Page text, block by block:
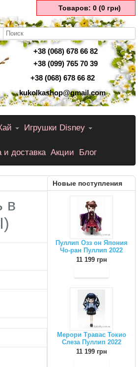
Товаров: 0 (0 грн)
+38 (068) 678 66 82
+38 (099) 765 70 39
+38 (068) 678 66 82
kukolkashop@gmail.com
Игрушки Disney
и доставка Акции Блог
Новые поступления
Пуллип Озз он Япония
Чо-ран Пуллип 2022
11 199 грн
Мерори Травас Токио
Слеза Пуллип 2022
11 199 грн
в